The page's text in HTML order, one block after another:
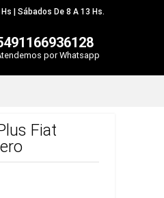
| Sábados De 8 A 13 Hs.
por Whatsapp
Fiat